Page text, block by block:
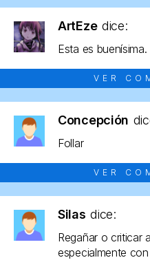
ArtEze dice:
Esta es buenísima.
VER
Concepción
Follar
VER
Silas dice:
Regañar o criticar
especialmente